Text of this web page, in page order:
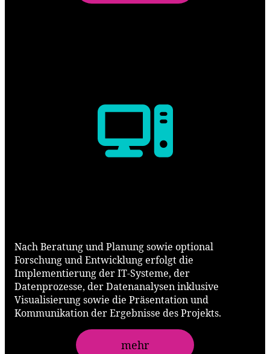
Nach Beratung und Planung sowie optional
Forschung und Entwicklung erfolgt die
Implementierung der IT-Systeme, der
Datenprozesse, der Datenanalysen inklusive
Visualisierung sowie die Präsentation und
Kommunikation der Ergebnisse des Projekts.
mehr